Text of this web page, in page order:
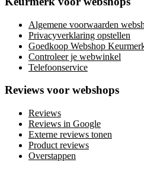
Algemene voorwaarden
Privacyverklaring opstellen
Goedkoop Webshop
Controleer je webwinkel
Telefoonservice
Reviews voor webshops
Reviews
Reviews in Google
Externe reviews tonen
Product reviews
Overstappen